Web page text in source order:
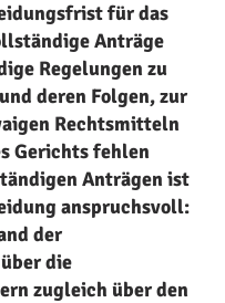
für das
Anträge
Regelungen zu
deren Folgen, zur
Rechtsmitteln
Gerichts fehlen
Anträgen ist
anspruchsvoll:
der
die
zugleich über den